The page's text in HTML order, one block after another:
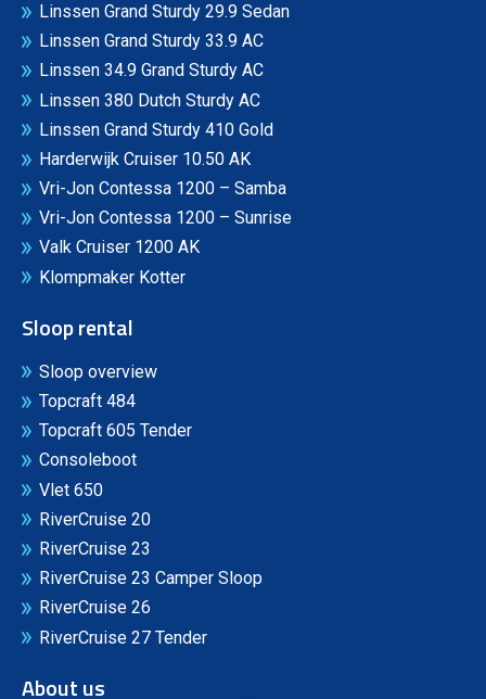
Linssen Grand Sturdy 29.9 Sedan
Linssen Grand Sturdy 33.9 AC
Linssen 34.9 Grand Sturdy AC
Linssen 380 Dutch Sturdy AC
Linssen Grand Sturdy 410 Gold
Harderwijk Cruiser 10.50 AK
Vri-Jon Contessa 1200 – Samba
Vri-Jon Contessa 1200 – Sunrise
Valk Cruiser 1200 AK
Klompmaker Kotter
Sloop rental
Sloop overview
Topcraft 484
Topcraft 605 Tender
Consoleboot
Vlet 650
RiverCruise 20
RiverCruise 23
RiverCruise 23 Camper Sloop
RiverCruise 26
RiverCruise 27 Tender
About us